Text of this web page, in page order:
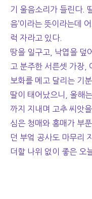
기 울음소리가 들린다.
음’이라는 뜻이라는데
럭 자라고 있다.
땅을 일구고, 낙엽을 덮
고 분주한 서른셋 가장,
보화를 메고 달리는 기분
딸이 태어났으니, 올해
까지 지내며 고추 씨앗
심은 청매와 홍매가 부
던 부엌 공사도 마무리
더할 나위 없이 좋은 오